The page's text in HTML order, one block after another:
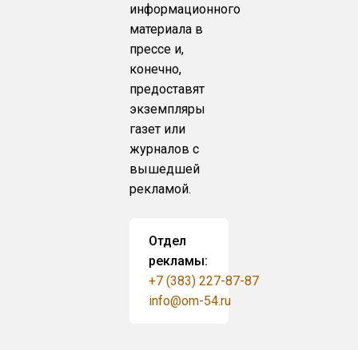
информационного
материала в
прессе и,
конечно,
предоставят
экземпляры
газет или
журналов с
вышедшей
рекламой.
Отдел
рекламы:
+7 (383) 227-87-87
info@om-54.ru